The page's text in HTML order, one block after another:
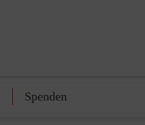
Spenden